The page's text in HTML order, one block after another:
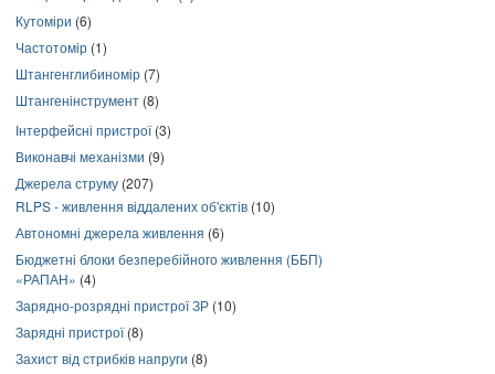
Кутоміри (6)
Частотомір (1)
Штангенглибиномір (7)
Штангенінструмент (8)
Інтерфейсні пристрої(3)
Виконавчі механізми (9)
Джерела струму (207)
RLPS - живлення віддалених об'єктів (10)
Автономні джерела живлення (6)
Бюджетні блоки безперебійного живлення (ББП)
«РАПАН» (4)
Зарядно-розрядні пристрої ЗР (10)
Зарядні пристрої(8)
Захист від стрибків напруги (8)